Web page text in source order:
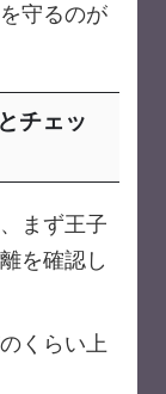
守るのが
チェッ
まず王子
を確認し
くらい上